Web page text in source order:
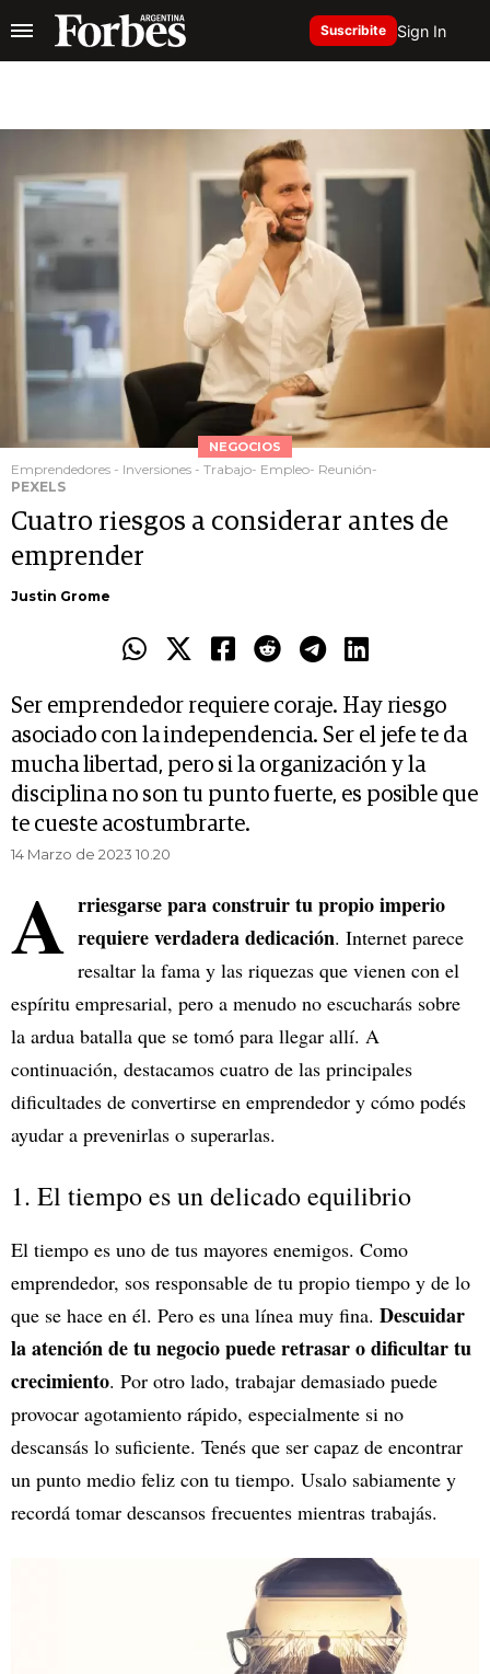
Suscribite Sign In
NEGOCIOS
Emprendedores - Inversiones - Trabajo- Empleo- Reunión-
PEXELS
Cuatro riesgos a considerar antes de
emprender
Justin Grome
Ser emprendedor requiere coraje. Hay riesgo
asociado con la independencia. Ser el jefe te da
mucha libertad, pero si la organización y la
disciplina no son tu punto fuerte, es posible que
te cueste acostumbrarte.
14 Marzo de 2023 10.20
A rriesgarse para construir tu propio imperio
requiere verdadera dedicación. Internet parece
resaltar la fama y las riquezas que vienen con el
espíritu empresarial, pero a menudo no escucharás sobre
la ardua batalla que se tomó para llegar allí. A
continuación, destacamos cuatro de las principales
dificultades de convertirse en emprendedor y cómo podés
ayudar a prevenirlas o superarlas.
1. El tiempo es un delicado equilibrio
El tiempo es uno de tus mayores enemigos. Como
emprendedor, sos responsable de tu propio tiempo y de lo
que se hace en él. Pero es una línea muy fina. Descuidar
la atención de tu negocio puede retrasar o dificultar tu
crecimiento. Por otro lado, trabajar demasiado puede
provocar agotamiento rápido, especialmente si no
descansás lo suficiente. Tenés que ser capaz de encontrar
un punto medio feliz con tu tiempo. Usalo sabiamente y
recordá tomar descansos frecuentes mientras trabajás.